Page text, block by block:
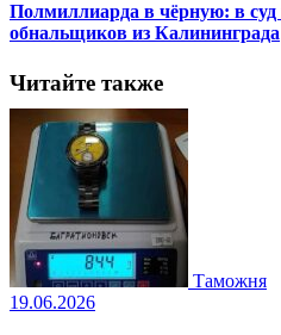
Полмиллиарда в чёрную: в суд
обнальщиков из Калининграда
Читайте также
Таможня
19.06.2026